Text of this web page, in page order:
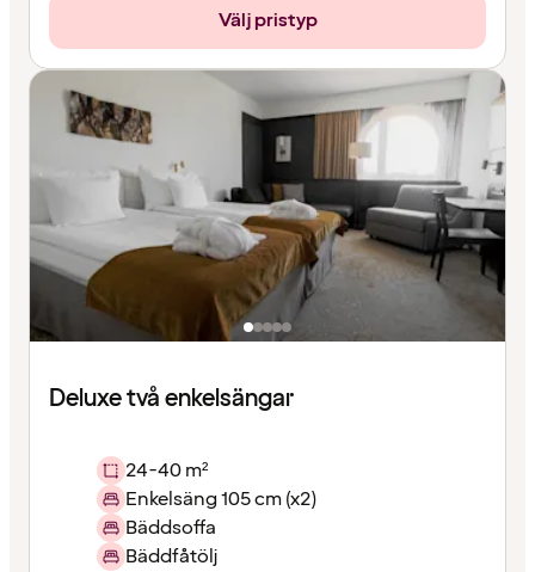
Välj pristyp
Deluxe två enkelsängar
24-40 m²
Enkelsäng 105 cm (x2)
Bäddsoffa
Bäddfåtölj